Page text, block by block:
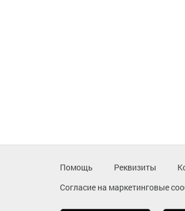
Помощь Реквизиты
Согласие на маркетинговые